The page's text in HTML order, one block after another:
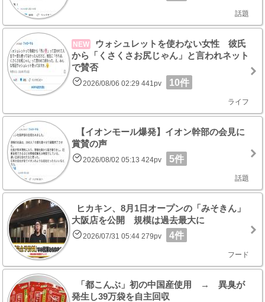
話題
NEW
ウォシュレットを使わない女性 彼氏
から「くさくさお尻じゃん」と言われネット
で賛否
2026/08/06 02:29 441pv 10件
ライフ
【イオンモール爆発】イオン幹部の会見に
賞賛の声
2026/08/02 05:13 424pv 5件
話題
ヒカキン、8月1日オープンの「みそきん」
大阪店を公開 規模は過去最大に
2026/07/31 05:44 279pv 4件
フード
「都こんぶ」初の中国産使用 → 異臭が
発生し39万袋を自主回収